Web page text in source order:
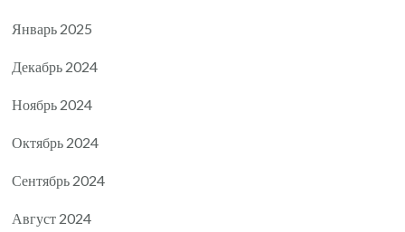
Январь 2025
Декабрь 2024
Ноябрь 2024
Октябрь 2024
Сентябрь 2024
Август 2024